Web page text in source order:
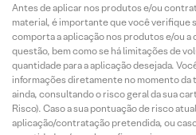
Antes de aplicar nos produtos e/ou
material, é importante que você verifique
comporta a aplicação nos produtos e/ou
questão, bem como se há limitações de
quantidade para a aplicação desejada.
informações diretamente no momento da
ainda, consultando o risco geral da sua
Risco). Caso a sua pontuação de risco
aplicação/contratação pretendida, ou